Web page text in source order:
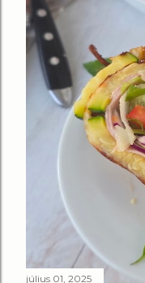
július 01, 2025